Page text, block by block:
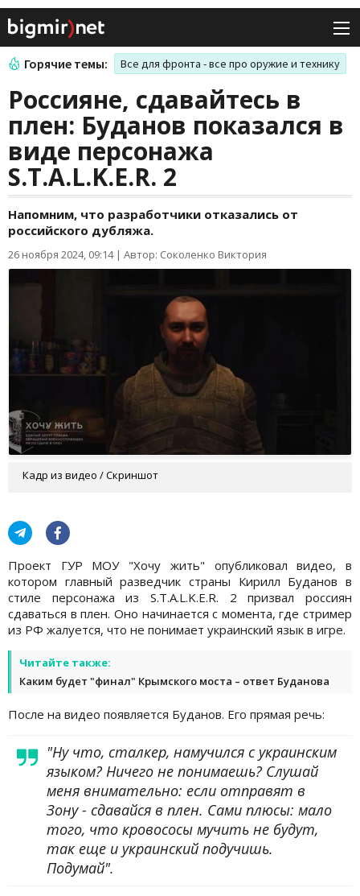
Горячие темы: Все для фронта - все про оружие и технику
Россияне, сдавайтесь в
плен: Буданов показался в
виде персонажа
S.T.A.L.K.E.R. 2
Напомним, что разработчики отказались от
российского дубляжа.
26 ноября 2024, 09:14| Автор: Соколенко Виктория
Кадр из видео / Скриншот
Проект ГУР МОУ "Хочу жить" опубликовал видео, в
котором главный разведчик страны Кирилл Буданов в
стиле персонажа из S.T.A.L.K.E.R. 2 призвал россиян
сдаваться в плен. Оно начинается с момента, где стример
из РФ жалуется, что не понимает украинский язык в игре.
Читайте также:
Каким будет "финал" Крымского моста – ответ Буданова
После на видео появляется Буданов. Его прямая речь:
"Ну что, сталкер, намучился с украинским
языком? Ничего не понимаешь? Слушай
меня внимательно: если отправят в
Зону - сдавайся в плен. Сами плюсы: мало
того, что кровососы мучить не будут,
так еще и украинский подучишь.
Подумай".